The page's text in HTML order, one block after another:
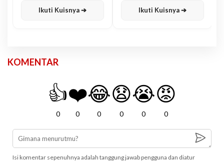
Ikuti Kuisnya ➔ Ikuti Kuisnya ➔
KOMENTAR
👍
0
❤️
0
😂
0
😧
0
😭
0
😡
0
Isi komentar sepenuhnya adalah tanggung jawab pengguna dan diatur